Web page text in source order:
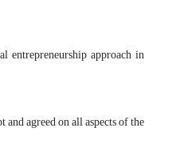
approach in
agreed on all aspects of the